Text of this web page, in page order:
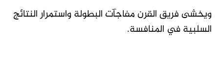
ويخشى فريق القرن مفاجآت البطولة واستمرار النتائج
السلبية في المنافسة.